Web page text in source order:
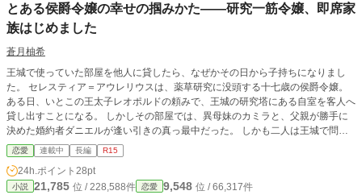
とある侯爵令嬢の幸せの掴みかた――研究一筋令嬢、即席家
族はじめました
蒼月柚希
王城で使っていた部屋を他人に貸したら、なぜかその日から子持ちになりまし
た。 セレスティア＝アウレリウスは、薬草研究に没頭する十七歳の侯爵令嬢。
ある日、いとこの王太子レオポルドの頼みで、王城の研究塔にある自室を客人へ
貸し出すことになる。 しかしその部屋では、異母妹のカミラと、父親が勝手に
決めた婚約者ダニエルが逢い引きの真っ最中だった。 しかも二人は王城で問題
を起こした末、婚約破棄＆爵位剥奪。 どうでもいい婚約者を異母妹が持って行
ってくれたことで、セレスティアはむしろ自由になれたと大喜びしていたのだが
――。 「俺と結婚してもらいたい」 突然そう告げてきたのは、“王国の守護
神”と恐れられる冷徹無愛想な辺境伯、ラインハルト・ヴァレリウス。 目的は恋
恋愛 連載中 長編 R15
24h.ポイント 28pt
小説 21,785 位 / 228,588件 恋愛 9,548 位 / 66,317件